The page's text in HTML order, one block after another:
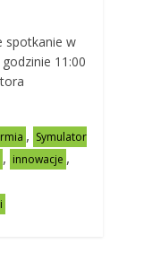
spotkanie w
11:00
, Symulator
, innowacje ,